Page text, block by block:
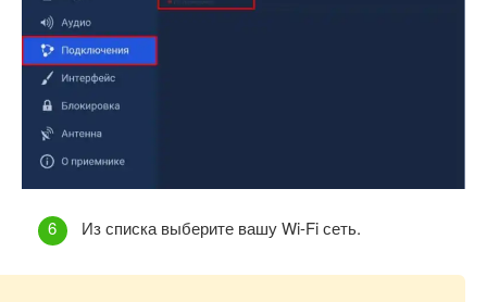
Из списка выберите вашу Wi-Fi сеть.